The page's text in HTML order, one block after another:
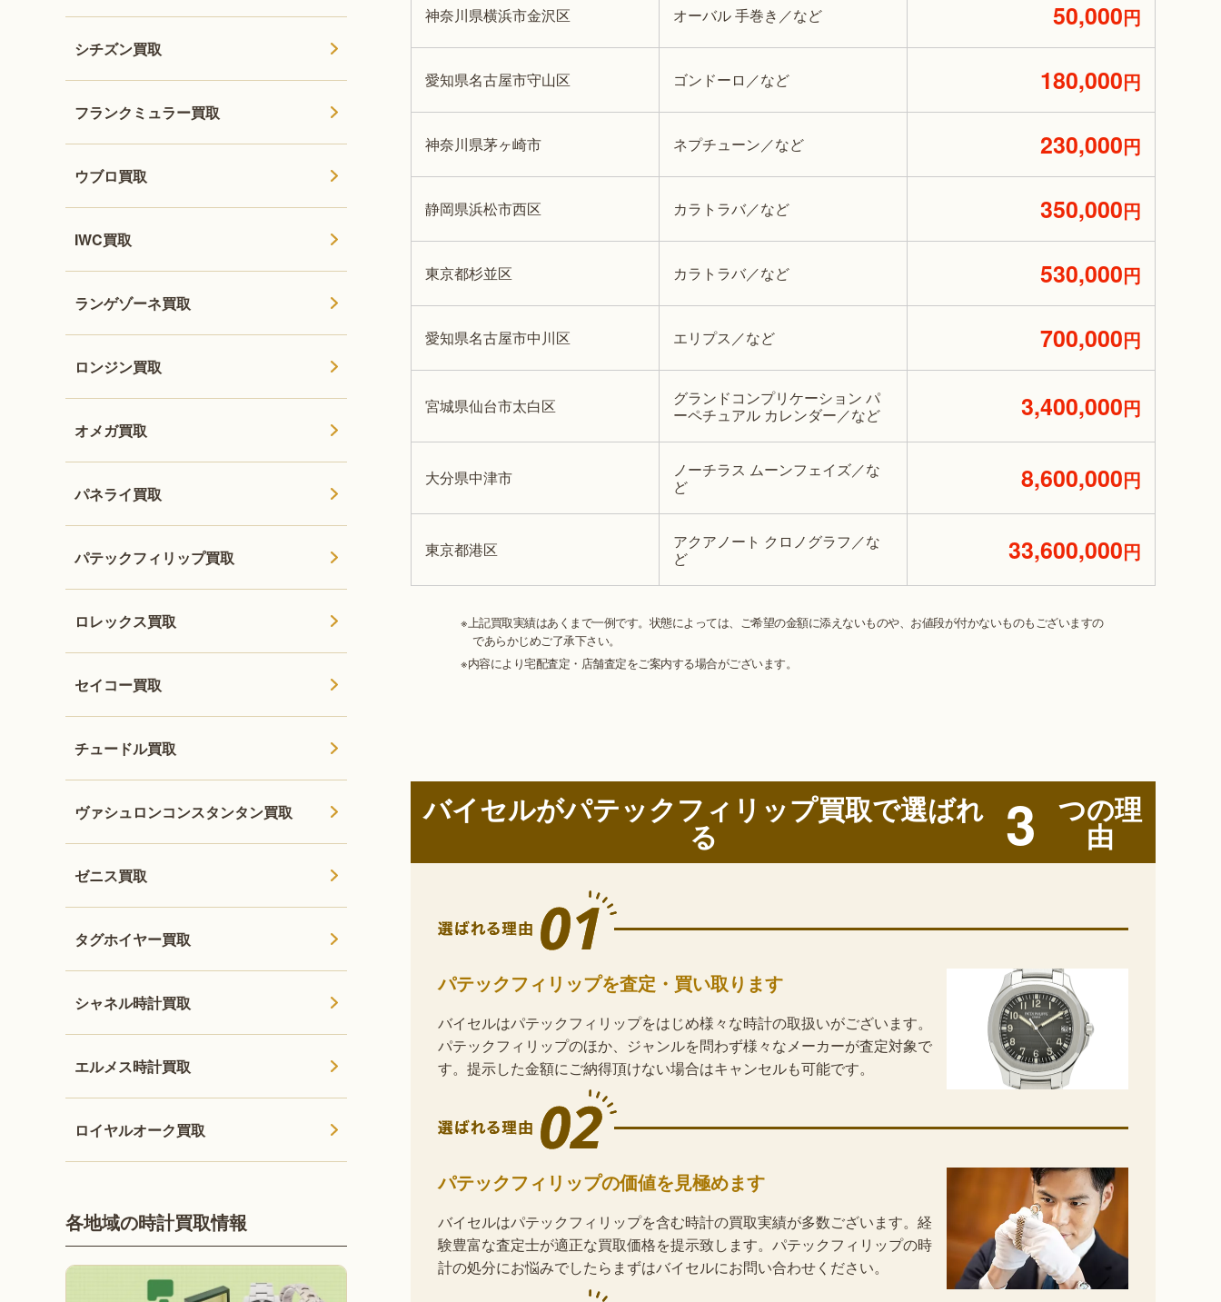
神奈川県横浜市金沢区 オーバル 手巻き／など 50,000円
愛知県名古屋市守山区 ゴンドーロ／など 180,000円
神奈川県茅ヶ崎市 ネプチューン／など 230,000円
静岡県浜松市西区 カラトラバ／など 350,000円
東京都杉並区 カラトラバ／など 530,000円
愛知県名古屋市中川区 エリプス／など 700,000円
宮城県仙台市太白区
グランドコンプリケーション パ
ーペチュアル カレンダー／など
3,400,000円
大分県中津市
ノーチラス ムーンフェイズ／な
ど
8,600,000円
東京都港区
アクアノート クロノグラフ／な
ど
33,600,000円
※上記買取実績はあくまで一例です。状態によっては、ご希望の金額に添えないものや、お値段が付かないものもございますの
であらかじめご了承下さい。
※内容により宅配査定・店舗査定をご案内する場合がございます。
バイセルがパテックフィリップ買取で選ばれ
る 3 つの理
由
パテックフィリップを査定・買い取ります
バイセルはパテックフィリップをはじめ様々な時計の取扱いがございます。
パテックフィリップのほか、ジャンルを問わず様々なメーカーが査定対象で
す。提示した金額にご納得頂けない場合はキャンセルも可能です。
パテックフィリップの価値を見極めます
バイセルはパテックフィリップを含む時計の買取実績が多数ございます。経
験豊富な査定士が適正な買取価格を提示致します。パテックフィリップの時
計の処分にお悩みでしたらまずはバイセルにお問い合わせください。
シチズン買取
フランクミュラー買取
ウブロ買取
IWC買取
ランゲゾーネ買取
ロンジン買取
オメガ買取
パネライ買取
パテックフィリップ買取
ロレックス買取
セイコー買取
チュードル買取
ヴァシュロンコンスタンタン買取
ゼニス買取
タグホイヤー買取
シャネル時計買取
エルメス時計買取
ロイヤルオーク買取
各地域の時計買取情報